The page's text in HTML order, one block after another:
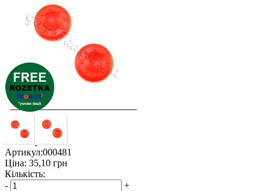
Артикул:000481
Ціна: 35,10 грн
Кількість:
-
+